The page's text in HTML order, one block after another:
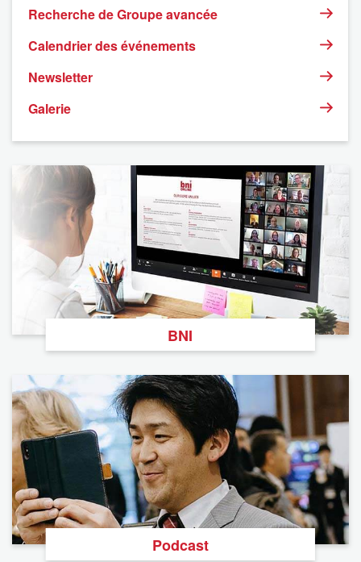
Recherche de Groupe avancée
Calendrier des événements
Newsletter
Galerie
BNI
Podcast